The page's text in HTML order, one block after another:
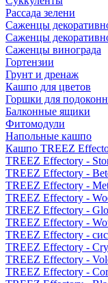
Рассада зелени
Саженцы
Саженцы
Саженцы винограда
Гортензии
Грунт и дренаж
Кашпо для цветов
Горшки для
Балконные ящики
Фитомодули
Напольные кашпо
Кашпо TREEZ
TREEZ Effectory -
TREEZ Effectory -
TREEZ Effectory -
TREEZ Effectory -
TREEZ Effectory -
TREEZ Effectory -
TREEZ Effectory -
TREEZ Effectory -
TREEZ Effectory -
TREEZ Effectory -